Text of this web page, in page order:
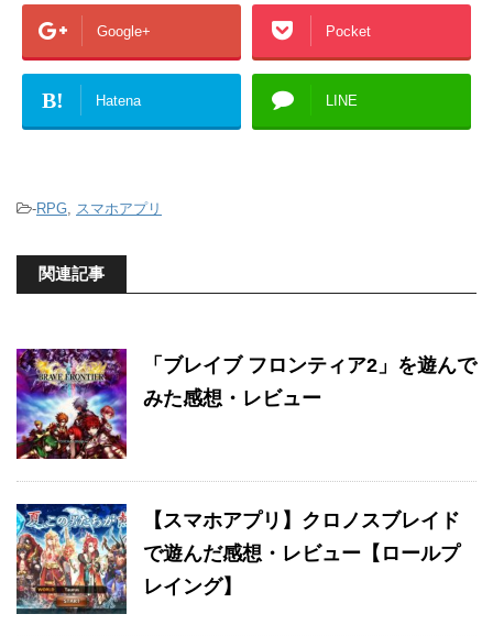
Google+ Pocket
B! Hatena LINE
-RPG, スマホアプリ
関連記事
「ブレイブ フロンティア2」を遊んで
みた感想・レビュー
【スマホアプリ】クロノスブレイド
で遊んだ感想・レビュー【ロールプ
レイング】